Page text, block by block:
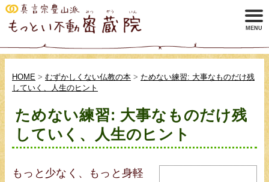
HOME > むずかしくない仏教の本 > ためない練習: 大事なものだけ残
していく、人生のヒント
ためない練習: 大事なものだけ残
していく、人生のヒント
もっと少なく、もっと身軽